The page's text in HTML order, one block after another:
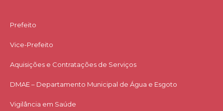
Prefeito
Vice-Prefeito
Aquisições e Contratações de Serviços​
DMAE – Departamento Municipal de Água e Esgoto
Vigilância em Saúde